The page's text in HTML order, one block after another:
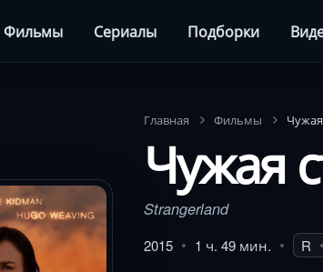
Фильмы Сериалы Подборки
Главная Фильмы
Чужая
Strangerland
2015 1 ч. 49 мин. R